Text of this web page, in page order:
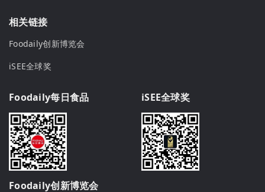
相关链接
Foodaily创新博览会
iSEE全球奖
Foodaily每日食品 iSEE全球奖
Foodaily创新博览会